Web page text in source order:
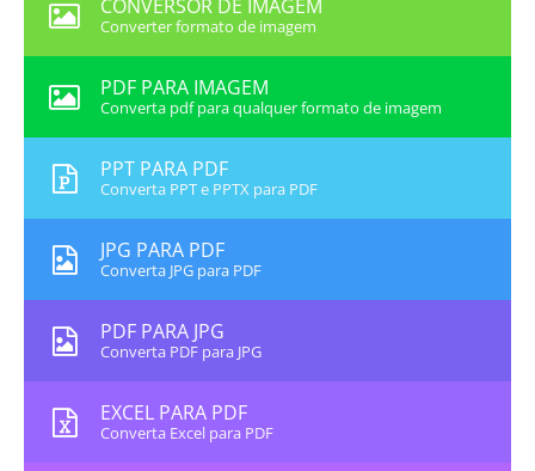
CONVERSOR DE IMAGEM
Converter formato de imagem
PDF PARA IMAGEM
Converta pdf para qualquer formato de imagem
PPT PARA PDF
Converta PPT e PPTX para PDF
JPG PARA PDF
Converta JPG para PDF
PDF PARA JPG
Converta PDF para JPG
EXCEL PARA PDF
Converta Excel para PDF